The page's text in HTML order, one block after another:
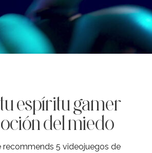
espíritu gamer
del miedo
recommends 5 videojuegos de